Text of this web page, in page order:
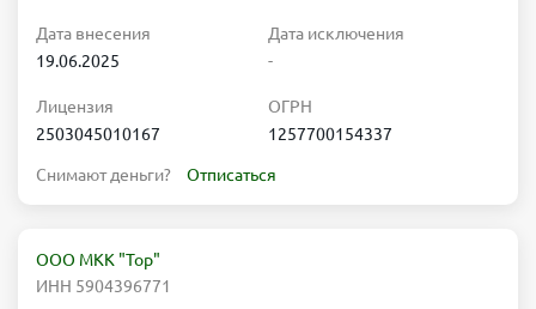
Дата внесения
19.06.2025
Дата исключения
-
Лицензия
2503045010167
ОГРН
1257700154337
Снимают деньги? Отписаться
ООО МКК "Тор"
ИНН 5904396771